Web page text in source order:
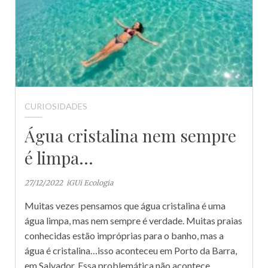
CURIOSIDADES
Água cristalina nem sempre
é limpa…
27/12/2022 iGUi Ecologia
Muitas vezes pensamos que água cristalina é uma
água limpa, mas nem sempre é verdade. Muitas praias
conhecidas estão impróprias para o banho, mas a
água é cristalina…isso aconteceu em Porto da Barra,
em Salvador. Essa problemática não acontece